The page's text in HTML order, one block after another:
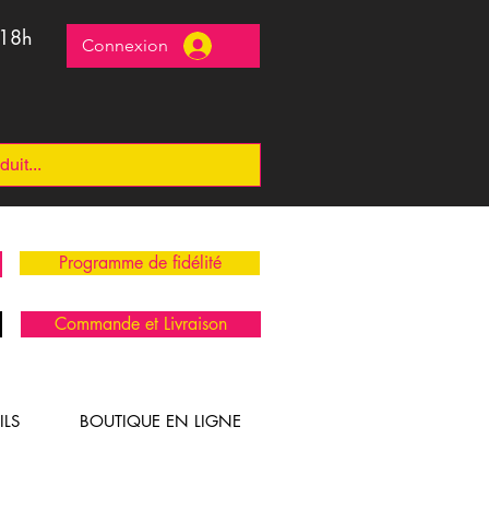
Connexion
Programme de fidélité
Commande et Livraison
BOUTIQUE EN LIGNE